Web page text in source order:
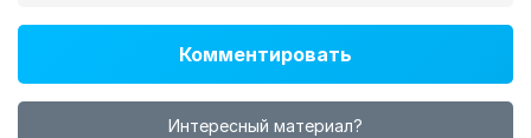
Комментировать
Интересный материал?